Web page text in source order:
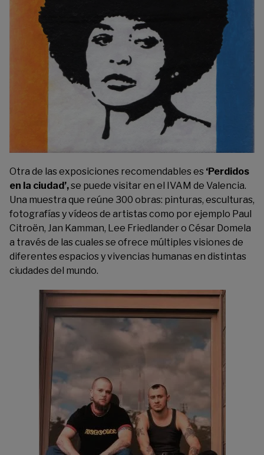
Otra de las exposiciones recomendables es ‘Perdidos
en la ciudad’,se puede visitar en el IVAM de Valencia.
Una muestra que reúne 300 obras: pinturas, esculturas,
fotografías y vídeos de artistas como por ejemplo Paul
Citroën, Jan Kamman, Lee Friedlander o César Domela
a través de las cuales se ofrece múltiples visiones de
diferentes espacios y vivencias humanas en distintas
ciudades del mundo.